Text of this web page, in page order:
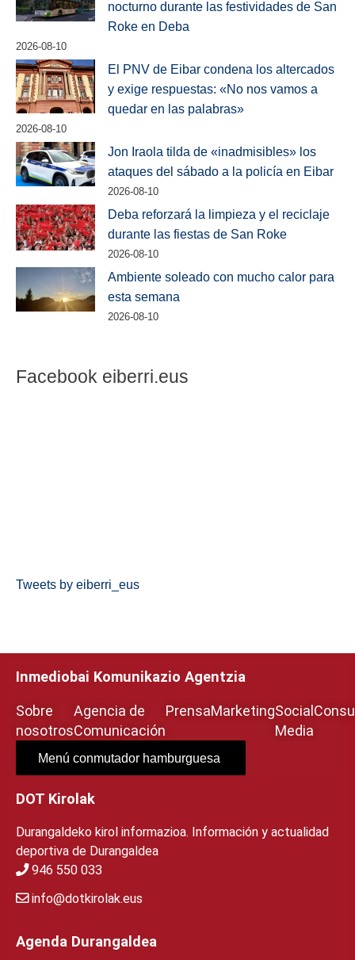
nocturno durante las festividades de San
Roke en Deba
2026-08-10
El PNV de Eibar condena los altercados
y exige respuestas: «No nos vamos a
quedar en las palabras»
2026-08-10
Jon Iraola tilda de «inadmisibles» los
ataques del sábado a la policía en Eibar
2026-08-10
Deba reforzará la limpieza y el reciclaje
durante las fiestas de San Roke
2026-08-10
Ambiente soleado con mucho calor para
esta semana
2026-08-10
Facebook eiberri.eus
Tweets by eiberri_eus
Inmediobai Komunikazio Agentzia
Sobre
nosotros
Agencia de
Comunicación
PrensaMarketingSocial
Media
Menú conmutador hamburguesa
DOT Kirolak
Durangaldeko kirol informazioa. Información y actualidad
deportiva de Durangaldea
946 550 033
info@dotkirolak.eus
Agenda Durangaldea